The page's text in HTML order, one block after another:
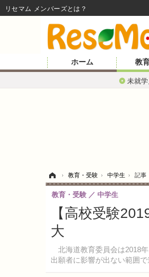
ホーム 教
未就学
› 教育・受験 › 中学生 › 記事
【高校受験
大
北海道教育委員会は2018
出願者に影響が出ない範囲
教育・受験 中学生
リセマム メンバーズ